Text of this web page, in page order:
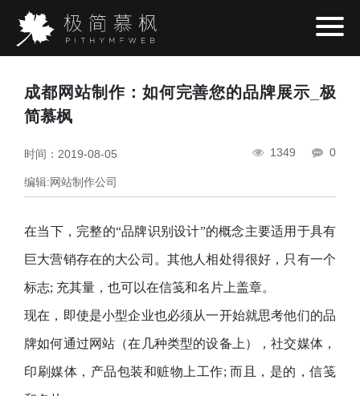
成都网站制作：如何完善您的品牌展示_极
简慕枫
时间：2019-08-05
编辑:网站制作公司
1349 0
在当下，完整的“品牌识别设计”的概念主要适用于具有
巨大营销存在的大公司。其他人相处得很好，只有一个
标志; 充其量，也可以在信笺和名片上盖章。
现在，即使是小型企业也必须从一开始就思考他们的品
牌如何通过网站（在几种类型的设备上），社交媒体，
印刷媒体，产品包装和赃物上工作; 而且，是的，信笺